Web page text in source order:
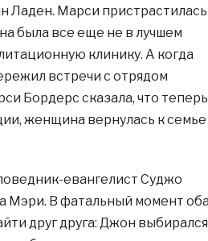
Ладен. Марси пристрастилась
была все еще не в лучшем
клинику. А когда
встречи с отрядом
Бордерс сказала, что теперь
женщина вернулась к семье
евангелист Суджо
Мэри. В фатальный момент оба
друг друга: Джон выбирался